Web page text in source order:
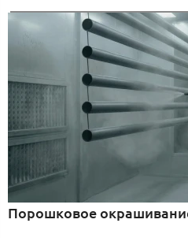
Порошковое